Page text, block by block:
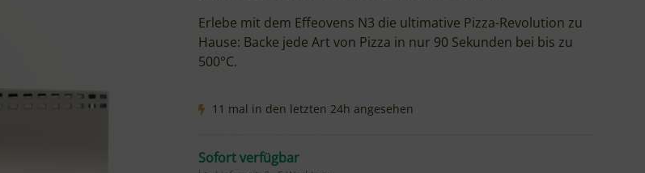
Erlebe mit dem Effeovens N3 die ultimative Pizza-Revolution zu
Hause: Backe jede Art von Pizza in nur 90 Sekunden bei bis zu
500°C.
11 mal in den letzten 24h angesehen
Sofort verfügbar